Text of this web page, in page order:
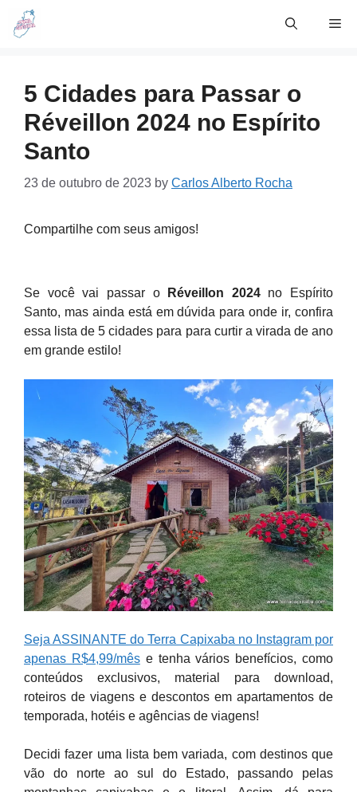
Skip
5 Cidades para Passar o
Réveillon 2024 no Espírito
Santo
23 de outubro de 2023 by Carlos Alberto Rocha
Compartilhe com seus amigos!
Se você vai passar o Réveillon 2024no Espírito
Santo, mas ainda está em dúvida para onde ir, confira
essa lista de 5 cidades para para curtir a virada de ano
em grande estilo!
Seja ASSINANTE do Terra Capixaba no Instagram por
apenas R$4,99/mêse tenha vários benefícios, como
conteúdos exclusivos, material para download,
roteiros de viagens e descontos em apartamentos de
temporada, hotéis e agências de viagens!
Decidi fazer uma lista bem variada, com destinos que
vão do norte ao sul do Estado, passando pelas